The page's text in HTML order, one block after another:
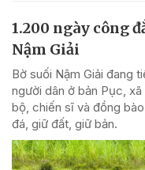
1.200 ngày công
Nậm Giải
Bờ suối Nậm Giải đang
người dân ở bản Pục,
bộ, chiến sĩ và đồng
đá, giữ đất, giữ bản.